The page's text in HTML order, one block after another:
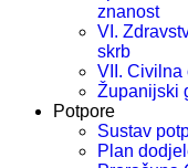
znanost
VI.
skrb
VII. Civilna
Županijski
Potpore
Sustav
Plan